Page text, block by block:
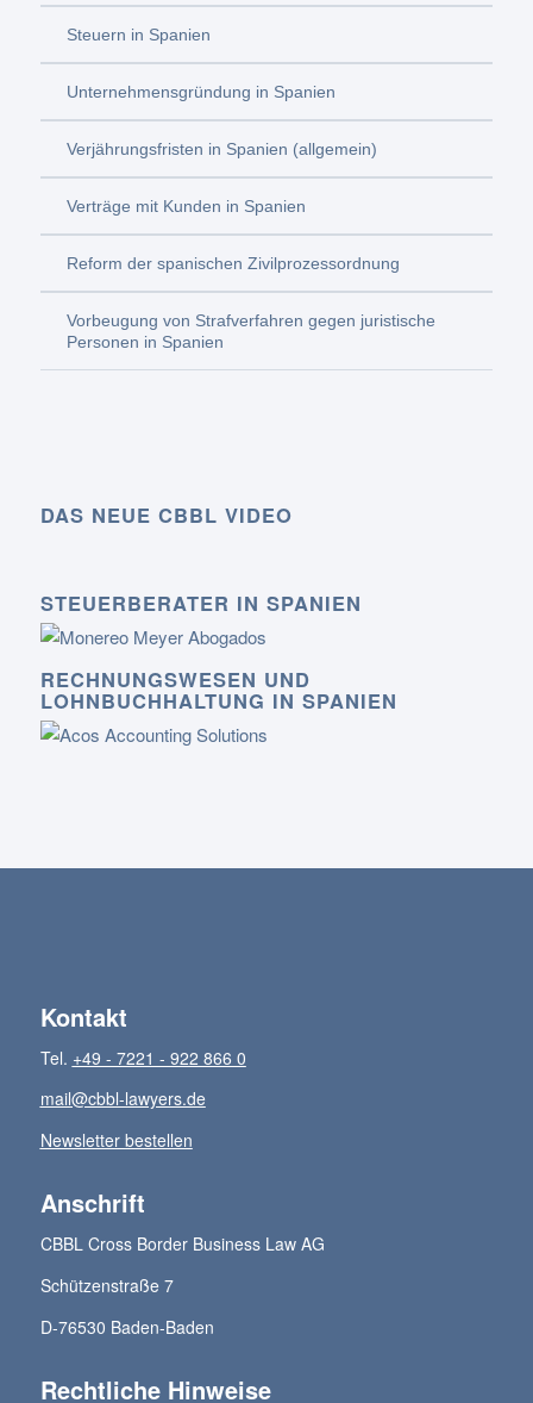
Steuern in Spanien
Unternehmensgründung in Spanien
Verjährungsfristen in Spanien (allgemein)
Verträge mit Kunden in Spanien
Reform der spanischen Zivilprozessordnung
Vorbeugung von Strafverfahren gegen juristische
Personen in Spanien
DAS NEUE CBBL VIDEO
STEUERBERATER IN SPANIEN
RECHNUNGSWESEN UND
LOHNBUCHHALTUNG IN SPANIEN
Kontakt
Tel. +49 - 7221 - 922 866 0
mail@cbbl-lawyers.de
Newsletter bestellen
Anschrift
CBBL Cross Border Business Law AG
Schützenstraße 7
D-76530 Baden-Baden
Rechtliche Hinweise